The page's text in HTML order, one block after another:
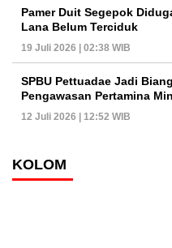
Pamer Duit Segepok
Lana Belum Terciduk
19 Juli 2026 | 02:38 WIB
SPBU Pettuadae Jadi
Pengawasan Pertamina
12 Juli 2026 | 12:52 WIB
KOLOM